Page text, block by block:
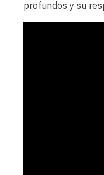
profundos y su